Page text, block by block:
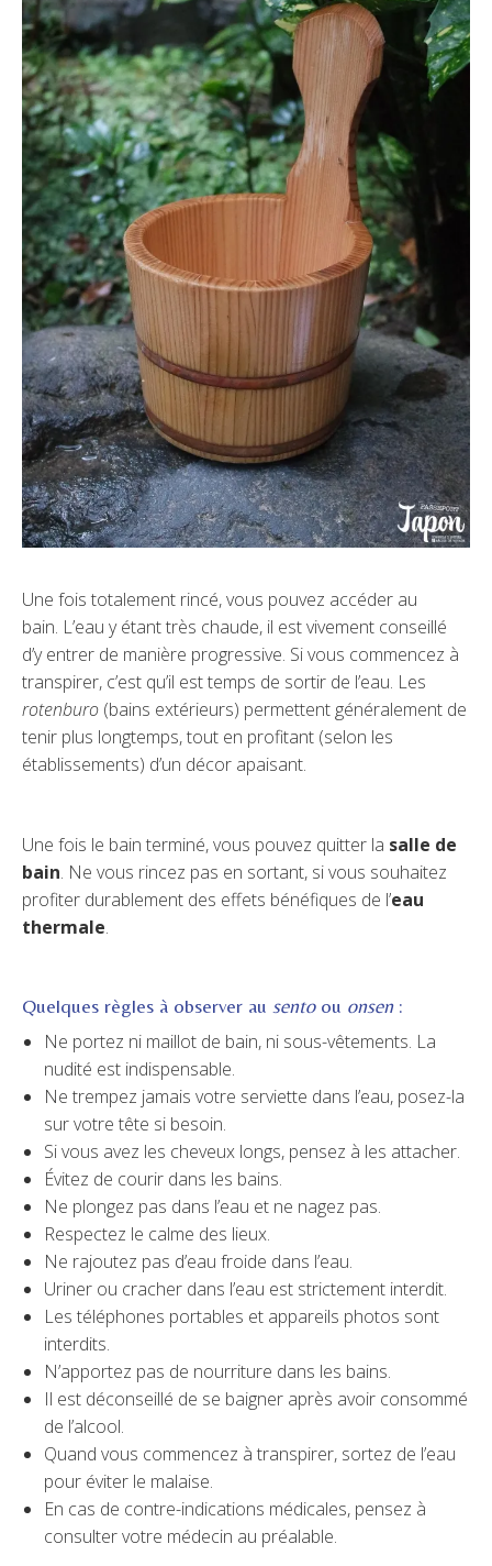
Une fois totalement rincé, vous pouvez accéder au
bain. L’eau y étant très chaude, il est vivement conseillé
d’y entrer de manière progressive. Si vous commencez à
transpirer, c’est qu’il est temps de sortir de l’eau. Les
rotenburo (bains extérieurs) permettent généralement de
tenir plus longtemps, tout en profitant (selon les
établissements) d’un décor apaisant.
Une fois le bain terminé, vous pouvez quitter la salle de
bain. Ne vous rincez pas en sortant, si vous souhaitez
profiter durablement des effets bénéfiques de l’eau
thermale.
Quelques règles à observer au sentoou onsen:
Ne portez ni maillot de bain, ni sous-vêtements. La
nudité est indispensable.
Ne trempez jamais votre serviette dans l’eau, posez-la
sur votre tête si besoin.
Si vous avez les cheveux longs, pensez à les attacher.
Évitez de courir dans les bains.
Ne plongez pas dans l’eau et ne nagez pas.
Respectez le calme des lieux.
Ne rajoutez pas d’eau froide dans l’eau.
Uriner ou cracher dans l’eau est strictement interdit.
Les téléphones portables et appareils photos sont
interdits.
N’apportez pas de nourriture dans les bains.
Il est déconseillé de se baigner après avoir consommé
de l’alcool.
Quand vous commencez à transpirer, sortez de l’eau
pour éviter le malaise.
En cas de contre-indications médicales, pensez à
consulter votre médecin au préalable.